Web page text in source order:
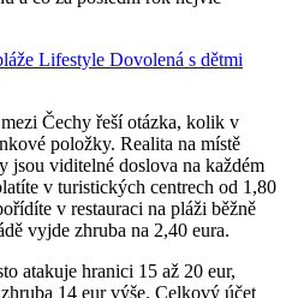
Lifestyle Dovolená s dětmi
Čechy řeší otázka, kolik v
položky. Realita na místě
jsou viditelné doslova na každém
v turistických centrech od 1,80
v restauraci na pláži běžně
vyjde zhruba na 2,40 eura.
atakuje hranici 15 až 20 eur,
14 eur výše. Celkový účet